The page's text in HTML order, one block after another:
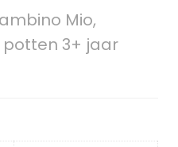
Mio,
3+ jaar